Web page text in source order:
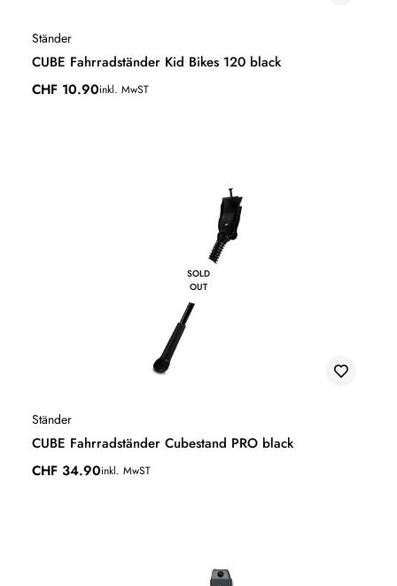
Ständer
CUBE Fahrradständer Kid Bikes 120 black
CHF 10.90inkl. MwST
SOLD
OUT
Ständer
CUBE Fahrradständer Cubestand PRO black
CHF 34.90inkl. MwST